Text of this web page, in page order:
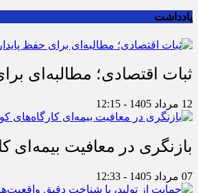
یادداشت
ثبات اقتصادی؛ مطالبه‌ای
12 مرداد 1405 - 12:15
بازنگری در معافیت بیمه‌ای
07 مرداد 1405 - 12:33